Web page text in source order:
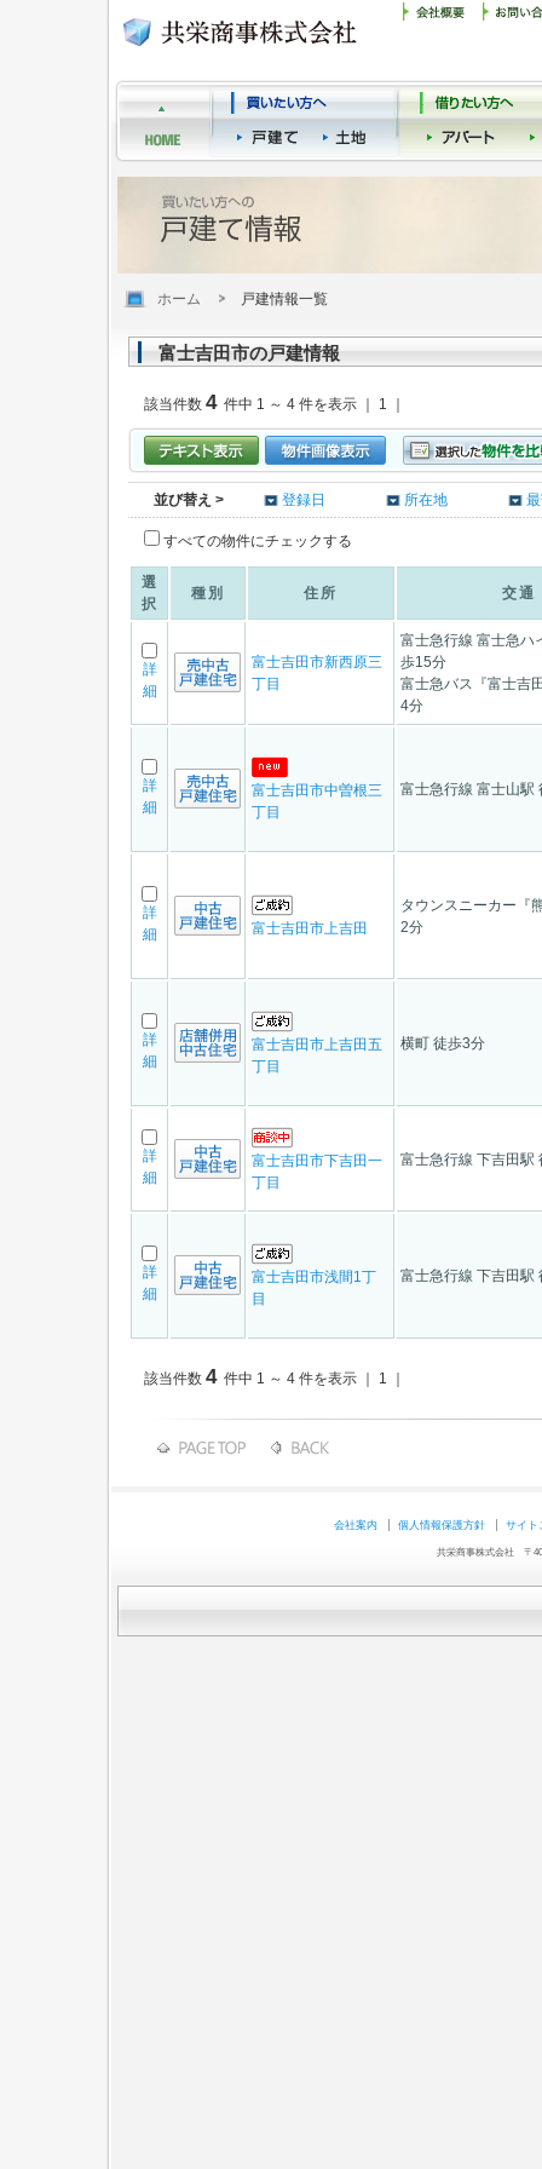
ホーム 戸建情報一覧
富士吉田市の戸建情報
該当件数 4 件中 1 ～ 4 件を表示 ｜ 1 ｜
並び替え > 登録日 所在地
すべての物件にチェックする
選
択
種別 住所 交通
詳
細
富士吉田市新西原三
丁目
富士急行線 富士急ハ
歩15分
富士急バス『富士吉
4分
詳
細
富士吉田市中曽根三
丁目
富士急行線 富士山駅
詳
細
富士吉田市上吉田
タウンスニーカー『
2分
詳
細
富士吉田市上吉田五
丁目
横町 徒歩3分
詳
細
富士吉田市下吉田一
丁目
富士急行線 下吉田駅
詳
細
富士吉田市浅間1丁
目
富士急行線 下吉田駅
該当件数 4 件中 1 ～ 4 件を表示 ｜ 1 ｜
会社案内 個人情報保護方針 サイト
共栄商事株式会社 〒